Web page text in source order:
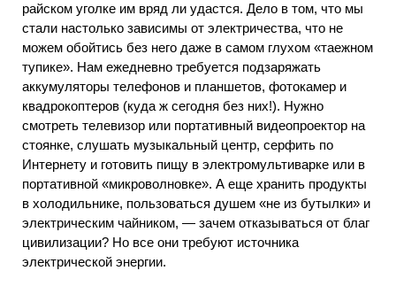
райском уголке им вряд ли удастся. Дело в том, что мы
стали настолько зависимы от электричества, что не
можем обойтись без него даже в самом глухом «таежном
тупике». Нам ежедневно требуется подзаряжать
аккумуляторы телефонов и планшетов, фотокамер и
квадрокоптеров (куда ж сегодня без них!). Нужно
смотреть телевизор или портативный видеопроектор на
стоянке, слушать музыкальный центр, серфить по
Интернету и готовить пищу в электромультиварке или в
портативной «микроволновке». А еще хранить продукты
в холодильнике, пользоваться душем «не из бутылки» и
электрическим чайником, — зачем отказываться от благ
цивилизации? Но все они требуют источника
электрической энергии.